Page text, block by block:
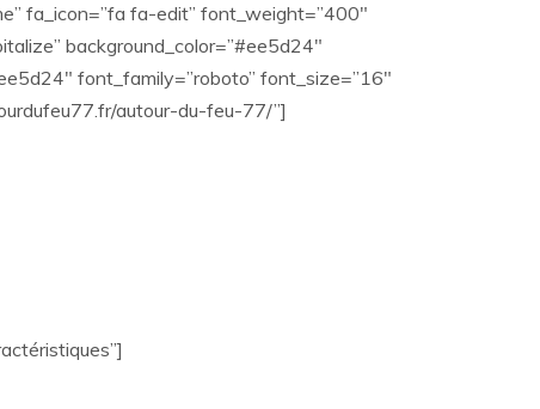
fa_icon=”fa fa-edit” font_weight=”400″
background_color=”#ee5d24″
font_family=”roboto” font_size=”16″
autour-du-feu-77/”]